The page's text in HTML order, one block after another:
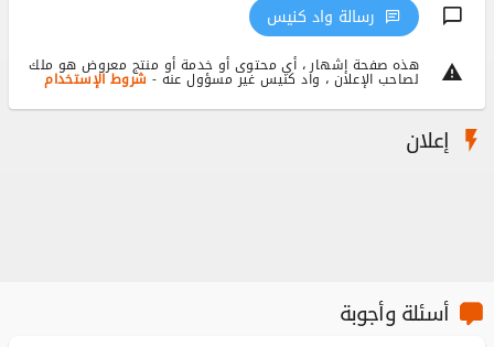
رسالة واد كنيس
هذه صفحة إشهار ، أي محتوى أو خدمة أو منتج معروض هو ملك
لصاحب الإعلان ، واد كنيس غير مسؤول عنه - شروط الإستخدام
إعلان
أسئلة وأجوبة